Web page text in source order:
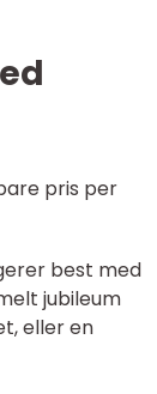
pris per
best med
jubileum
eller en